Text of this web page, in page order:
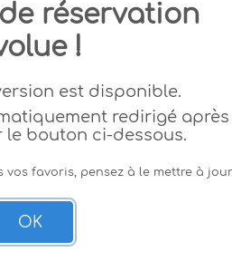
réservation
!
est disponible.
redirigé après
le bouton ci-dessous.
vos favoris, pensez à le mettre à
OK